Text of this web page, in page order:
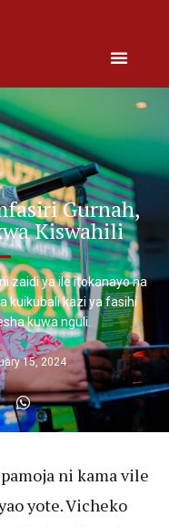
Gurnah,
Kiswahili
zaidi ya ile itokanayo na
kuikubali kazi ya fasihi
kuwa nguli.
15, 2024
ni kama vile
yote. Vicheko